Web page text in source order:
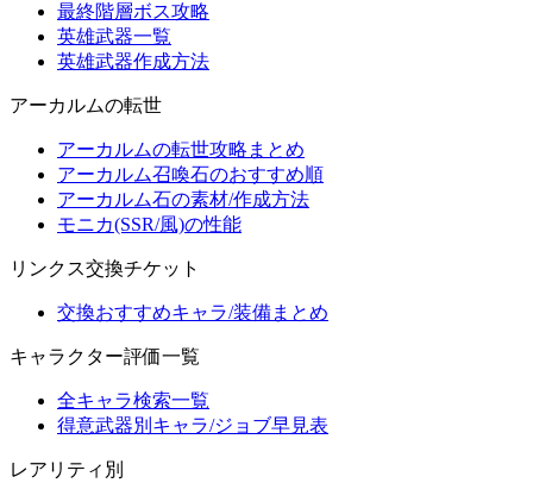
最終階層ボス攻略
英雄武器一覧
英雄武器作成方法
アーカルムの転世
アーカルムの転世攻略まとめ
アーカルム召喚石のおすすめ順
アーカルム石の素材/作成方法
モニカ(SSR/風)の性能
リンクス交換チケット
交換おすすめキャラ/装備まとめ
キャラクター評価一覧
全キャラ検索一覧
得意武器別キャラ/ジョブ早見表
レアリティ別